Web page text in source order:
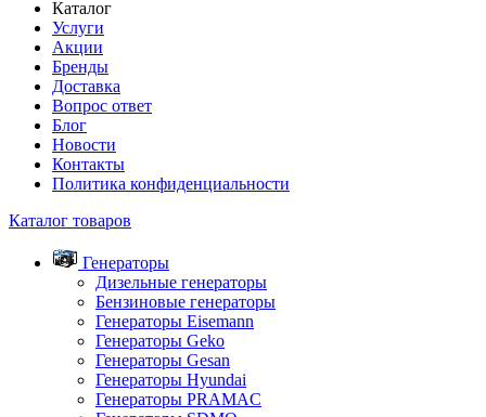
Каталог
Услуги
Акции
Бренды
Доставка
Вопрос ответ
Блог
Новости
Контакты
Политика конфиденциальности
Каталог товаров
Генераторы
Дизельные генераторы
Бензиновые генераторы
Генераторы Eisemann
Генераторы Geko
Генераторы Gesan
Генераторы Hyundai
Генераторы PRAMAC